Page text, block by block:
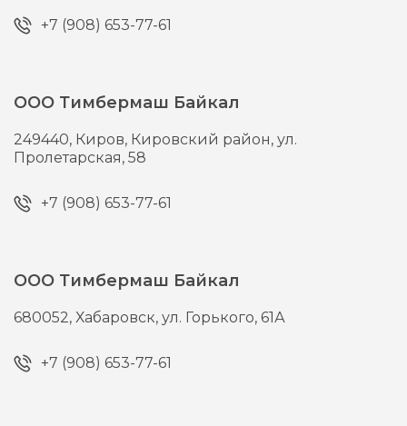
+7 (908) 653-77-61
ООО Тимбермаш Байкал
249440, Киров, Кировский район, ул.
Пролетарская, 58
+7 (908) 653-77-61
ООО Тимбермаш Байкал
680052,Хабаровск,ул. Горького, 61А
+7 (908) 653-77-61